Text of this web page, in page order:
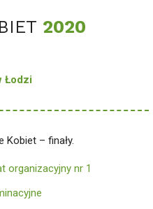
2020
Łodzi
– finały.
organizacyjny nr 1